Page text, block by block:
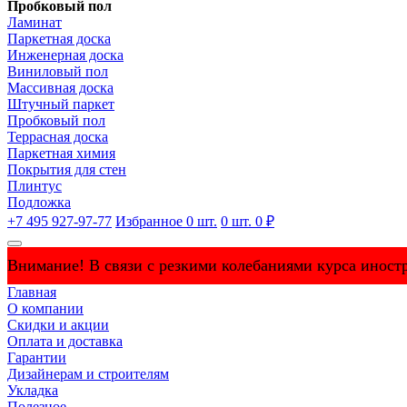
Пробковый пол
Ламинат
Паркетная доска
Инженерная доска
Виниловый пол
Массивная доска
Штучный паркет
Пробковый пол
Террасная доска
Паркетная химия
Покрытия для стен
Плинтус
Подложка
+7 495 927-97-77 Избранное 0 шт. 0 шт. 0 ₽
Внимание! В связи с резкими колебаниями курса
Главная
О компании
Скидки и акции
Оплата и доставка
Гарантии
Дизайнерам и строителям
Укладка